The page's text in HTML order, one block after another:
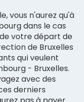
vous n'aurez qu'à
dans le cas
votre départ de
de Bruxelles
qui veulent
- Bruxelles.
avec des
derniers